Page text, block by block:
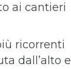
ai cantieri
ricorrenti
dall’alto e